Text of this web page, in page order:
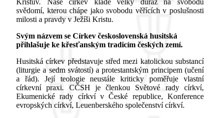
Kristův. Naše církev klade velký důraz na svobodu
svědomí, kterou chápe jako svobodu věřících v poslušnosti
milosti a pravdy v Ježíši Kristu.
Svým názvem se Církev československá husitská
přihlašuje ke křesťanským tradicím českých zemí.
Husitská církev představuje střed mezi katolickou substancí
(liturgie a sedm svátostí) a protestantským principem (učení
a řád). Její teologie neustále kriticky poměřuje vlastní
církevní praxi. CČSH je členkou Světové rady církví,
Ekumenické rady církví v České republice, Konference
evropských církví, Leuenberského společenství církví.